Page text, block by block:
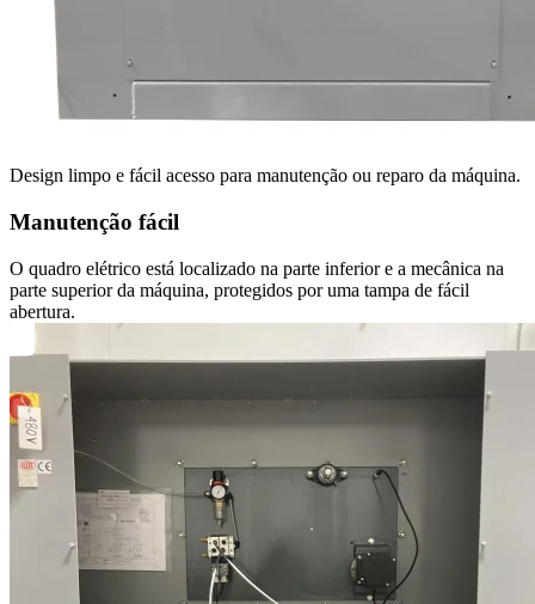
Design limpo e fácil acesso para manutenção ou reparo da máquina.
Manutenção fácil
O quadro elétrico está localizado na parte inferior e a mecânica na
parte superior da máquina, protegidos por uma tampa de fácil
abertura.